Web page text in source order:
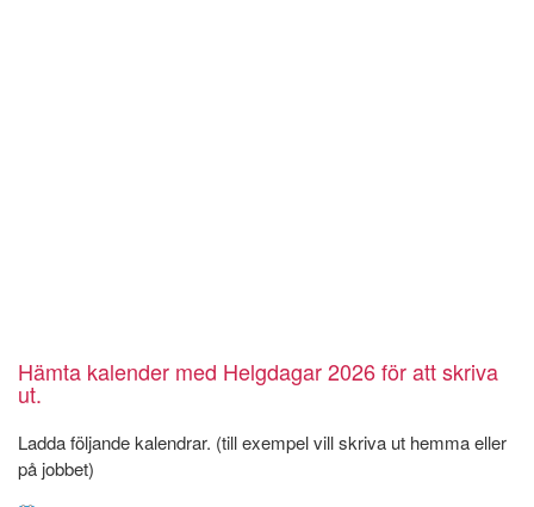
Hämta kalender med Helgdagar 2026 för att skriva
ut.
Ladda följande kalendrar. (till exempel vill skriva ut hemma eller
på jobbet)